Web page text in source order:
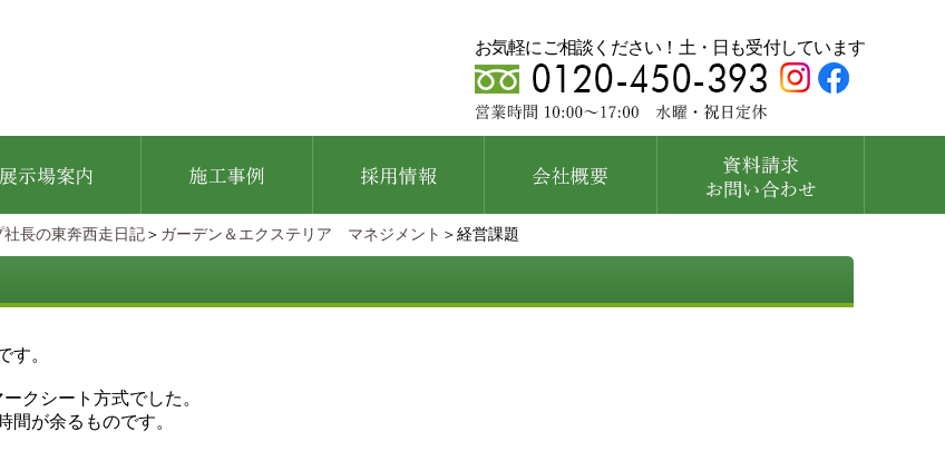
お気軽にご相談ください！土・日も受付しています
長の東奔西走日記＞ ガーデン＆エクステリア マネジメント ＞経営課題
す。
クシート方式でした。
間が余るものです。